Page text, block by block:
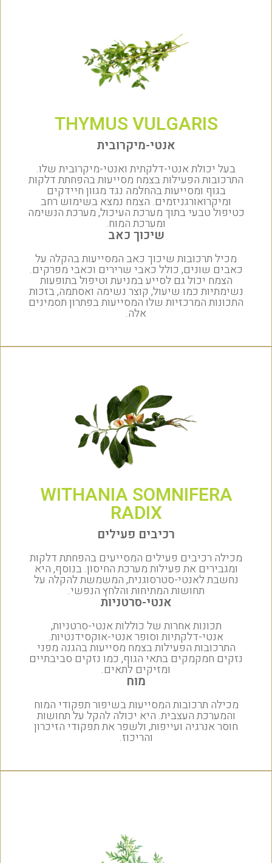
THYMUS VULGARIS
אנטי-מיקרובית
בעל יכולת אנטי-דלקתית ואנטי-מיקרובית שלו.
התרכובות הפעילות בצמח מסייעות בהפחתת דלקות
בגוף ומסייעות בהחלמה נגד מגוון חיידקים
ומיקרואורגניזמים. הצמח נמצא בשימוש רחב
כטיפול טבעי בתוך מערכת העיכול, מערכת הנשימה
ומערכת המוח.
שיכוך כאב
מכיל תרכובות שיכוך כאב המסייעות בהקלה על
כאבים שונים, כולל כאבי שרירים וכאבי מפרקים.
הצמח יכול גם לסייע במניעת וטיפול בתופעות
נשימתיות כמו שיעול, קוצר נשימה ואסתמה, בזכות
התכונות המרכזיות שלו המסייעות בפתרון תסמינים
אלה.
WITHANIA SOMNIFERA
RADIX
רכיבים פעילים
מכילה רכיבים פעילים המסייעים בהפחתת דלקות
ומגבירים את פעילות מערכת החיסון. בנוסף, היא
נחשבת לאנטי-סטרסוגנית, המשמשת להקלה על
תחושות המתיחות והלחץ הנפשי.
אנטי-סרטניות
תכונות אחרות של כוללות אנטי-סרטניות,
אנטי-דלקתיות וסופר אנטי-אוקסידנטיות.
התרכובות הפעילות בצמח מסייעות בהגנה מפני
נזקים חמקמקים בתאי הגוף, כמו נזקים סביבתיים
ומזיקים לתאים.
מוח
מכילה תרכובות המסייעות בשיפור תפקודי המוח
והמערכת העצבית. היא יכולה להקל על תחושות
חוסר אנרגיה ועייפות, ולשפר את תפקודי הזיכרון
והריכוז.